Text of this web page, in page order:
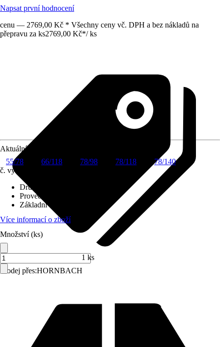
Napsat první hodnocení
cenu — 2769,00 Kč * Všechny ceny vč. DPH a bez nákladů na
přepravu za ks2769,00 Kč*/ ks
Prodej přes:HORNBACH
Aktuální velikost okna
55/78
66/118 78/98 78/118
78/140
č. výrobku
Druh výrobku
Provedení
Základní barva
Více informací o zboží
Množství (ks)
1 ks